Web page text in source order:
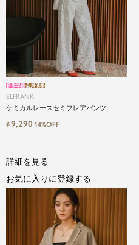
ELFRANK
ケミカルレースセミフレアパンツ
新作早割会員価格
¥9,290 14%OFF
詳細を見る
お気に入りに登録する